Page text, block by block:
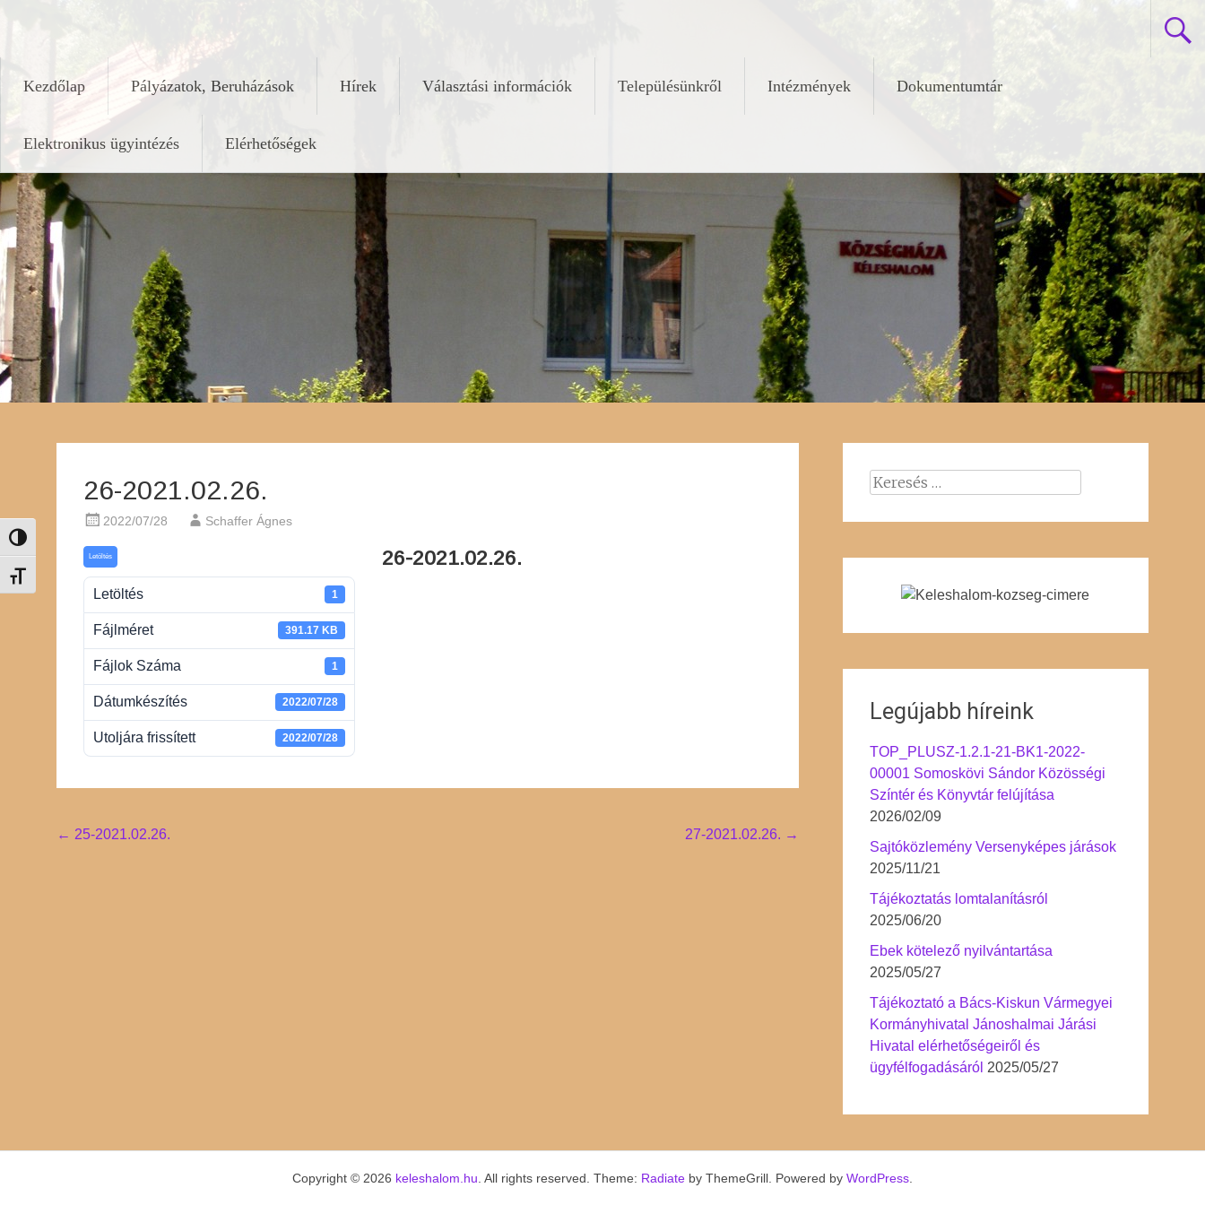
Nagy kontraszt váltása
Betűméret váltása
Kezdőlap Pályázatok, Beruházások Hírek Választási információk Településünkről Intézmények Dokumentumtár
Elektronikus ügyintézés Elérhetőségek
26-2021.02.26.
2022/07/28 Schaffer Ágnes
Letöltés
Letöltés 1
Fájlméret 391.17 KB
Fájlok Száma 1
Dátumkészítés 2022/07/28
Utoljára frissített 2022/07/28
26-2021.02.26.
Post
← 25-2021.02.26. 27-2021.02.26. →
Keresés:
Legújabb híreink
TOP_PLUSZ-1.2.1-21-BK1-2022-
00001 Somoskövi Sándor Közösségi
Színtér és Könyvtár felújítása
2026/02/09
Sajtóközlemény Versenyképes járások
2025/11/21
Tájékoztatás lomtalanításról
2025/06/20
Ebek kötelező nyilvántartása
2025/05/27
Tájékoztató a Bács-Kiskun Vármegyei
Kormányhivatal Jánoshalmai Járási
Hivatal elérhetőségeiről és
ügyfélfogadásáról 2025/05/27
Copyright © 2026 keleshalom.hu . All rights reserved. Theme: Radiate by ThemeGrill. Powered by WordPress